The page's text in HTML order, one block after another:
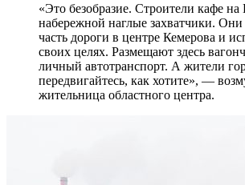
«Это безобразие. Строители кафе
набережной наглые захватчики. Они
часть дороги в центре Кемерова и
своих целях. Размещают здесь
личный автотранспорт. А жители
передвигайтесь, как хотите», —
жительница областного центра.